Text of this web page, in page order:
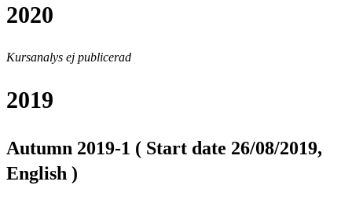
2020
Kursanalys ej publicerad
2019
Autumn 2019-1 ( Start date 26/08/2019,
English )